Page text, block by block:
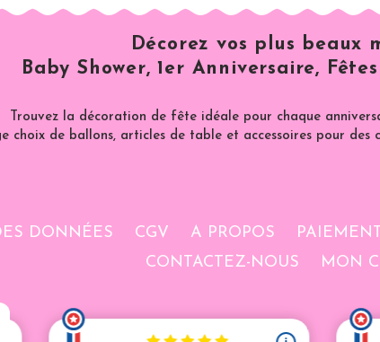
Décorez vos plus beaux
Baby Shower, 1er Anniversaire,
Trouvez la décoration de fête idéale pour chaque
choix de ballons, articles de table et accessoires pour des
DONNÉES CGV A PROPOS
CONTACTEZ-NOUS
MON